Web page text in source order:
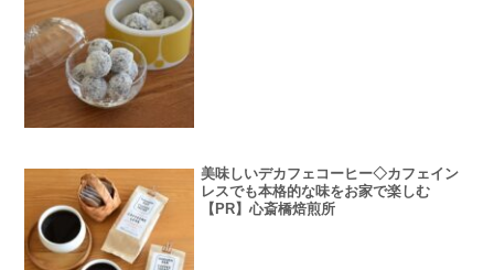
美味しいデカフェコーヒー◇カフェイン
レスでも本格的な味をお家で楽しむ
【PR】心斎橋焙煎所